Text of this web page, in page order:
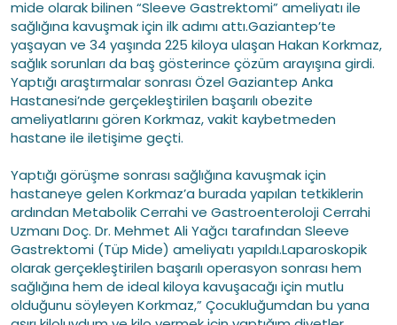
mide olarak bilinen “Sleeve Gastrektomi” ameliyatı ile
sağlığına kavuşmak için ilk adımı attı.Gaziantep’te
yaşayan ve 34 yaşında 225 kiloya ulaşan Hakan Korkmaz,
sağlık sorunları da baş gösterince çözüm arayışına girdi.
Yaptığı araştırmalar sonrası Özel Gaziantep Anka
Hastanesi’nde gerçekleştirilen başarılı obezite
ameliyatlarını gören Korkmaz, vakit kaybetmeden
hastane ile iletişime geçti.
Yaptığı görüşme sonrası sağlığına kavuşmak için
hastaneye gelen Korkmaz’a burada yapılan tetkiklerin
ardından Metabolik Cerrahi ve Gastroenteroloji Cerrahi
Uzmanı Doç. Dr. Mehmet Ali Yağcı tarafından Sleeve
Gastrektomi (Tüp Mide) ameliyatı yapıldı.Laparoskopik
olarak gerçekleştirilen başarılı operasyon sonrası hem
sağlığına hem de ideal kiloya kavuşacağı için mutlu
olduğunu söyleyen Korkmaz,” Çocukluğumdan bu yana